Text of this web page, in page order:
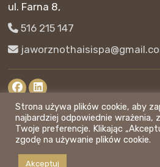
ul. Farna 8,
516 215 147
Polityka prywatności
Regulamin
Strona używa plików cookie, aby
najbardziej odpowiednie wrażenia,
Twoje preferencje. Klikając
zgodę na używanie plików cookie.
Akceptuj